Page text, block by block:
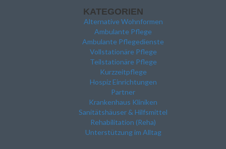
KATEGORIEN
Alternative Wohnformen
Ambulante Pflege
Ambulante Pflegedienste
Vollstationäre Pflege
Teilstationäre Pflege
Kurzzeitpflege
Hospiz Einrichtungen
Partner
Krankenhaus Kliniken
Sanitätshäuser & Hilfsmittel
Rehabilitation (Reha)
Unterstützung im Alltag